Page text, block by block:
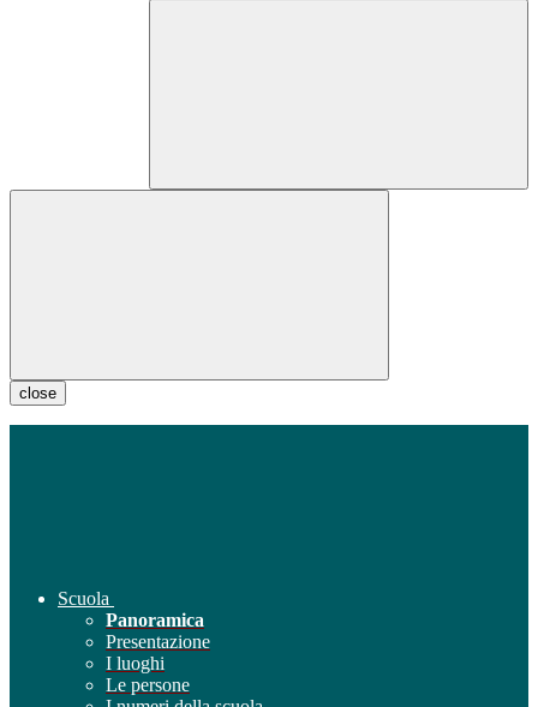
close
Scuola
Panoramica
Presentazione
I luoghi
Le persone